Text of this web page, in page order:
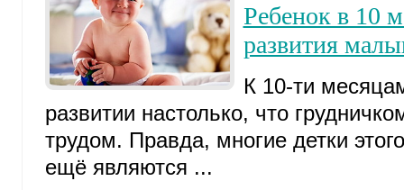
Ребенок в 10
развития
К 10-ти
развитии настолько, что
трудом. Правда, многие детки
ещё являются ...